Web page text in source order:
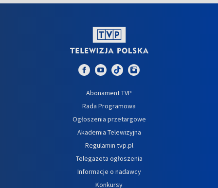
Abonament TVP
Rada Programowa
Ogłoszenia przetargowe
Akademia Telewizyjna
Regulamin tvp.pl
Telegazeta ogłoszenia
Informacje o nadawcy
Konkursy